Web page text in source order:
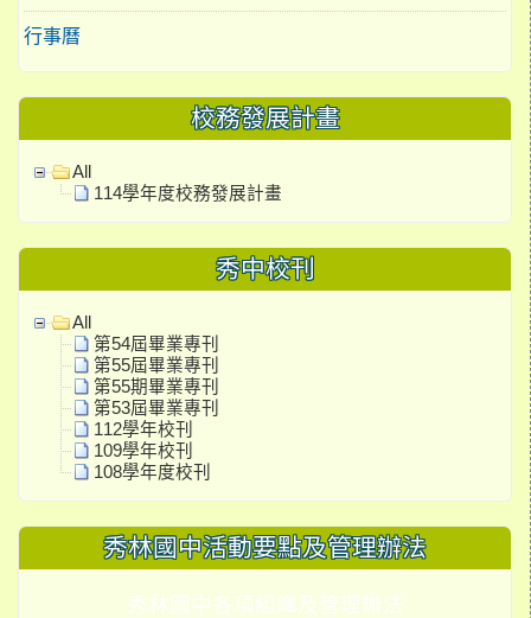
行事曆
校務發展計畫
All
114學年度校務發展計畫
秀中校刊
All
第54屆畢業專刊
第55屆畢業專刊
第55期畢業專刊
第53屆畢業專刊
112學年校刊
109學年校刊
108學年度校刊
秀林國中活動要點及管理辦法
秀林國中各項組織及管理辦法